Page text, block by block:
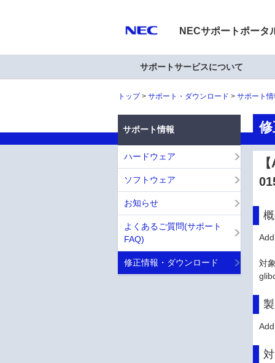
NECサポートポータ
サポートサービスについて
トップ サポート・ダウンロード サポート
対
サポート情報
ハードウェア
ソフトウェア
お知らせ
よくあるご質問(サポート
FAQ)
修正情報・ダウンロード